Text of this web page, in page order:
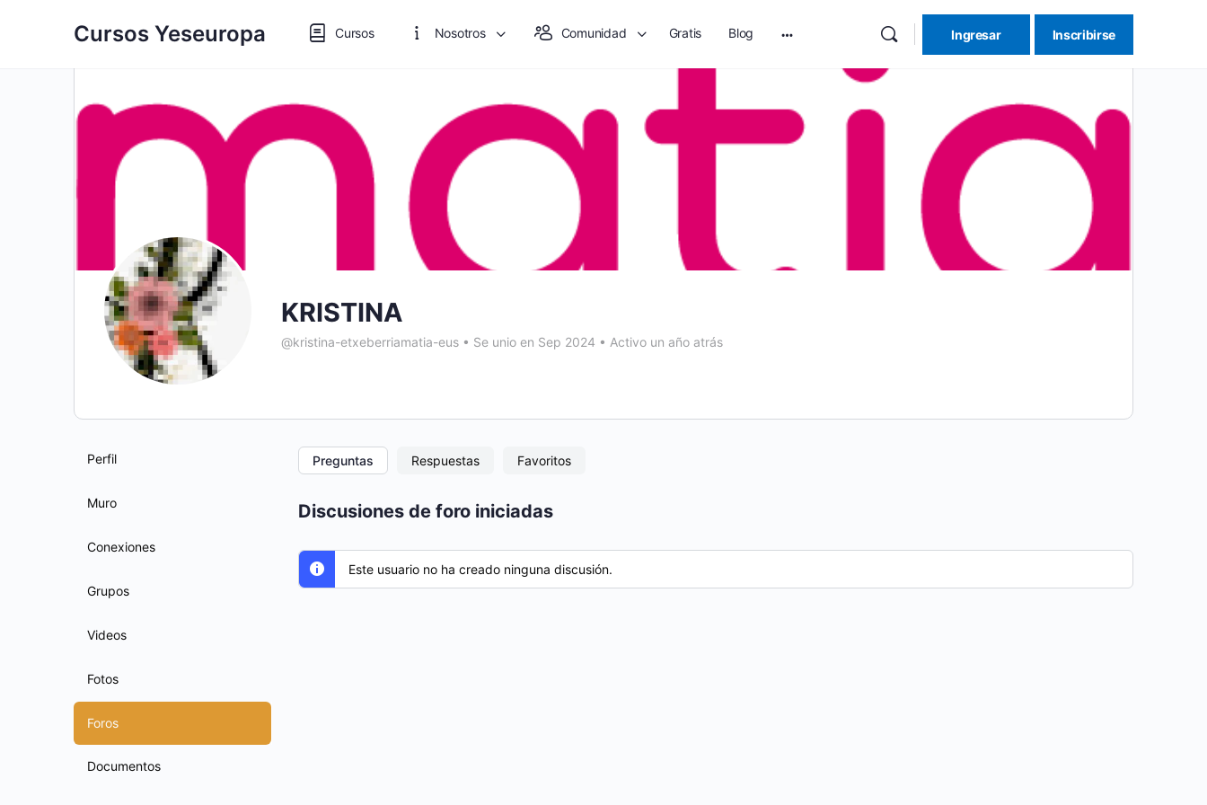
Cursos Yeseuropa Cursos Nosotros Comunidad Gratis Blog Ingresar Inscribirse
KRISTINA
@kristina-etxeberriamatia-eus • Se unio en Sep 2024 • Activo un año atrás
Perfil
Muro
Conexiones
Grupos
Videos
Fotos
Foros
Documentos
Preguntas Respuestas Favoritos
Discusiones de foro iniciadas
Este usuario no ha creado ninguna discusión.